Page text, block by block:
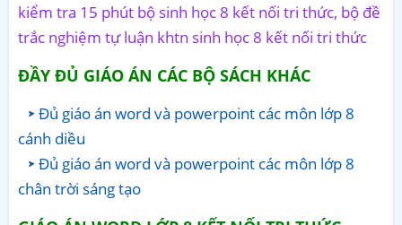
kiểm tra 15 phút bộ sinh học 8 kết nối tri thức, bộ đề
trắc nghiệm tự luận khtn sinh học 8 kết nối tri thức
ĐẦY ĐỦ GIÁO ÁN CÁC BỘ SÁCH KHÁC
Đủ giáo án word và powerpoint các môn lớp 8
cánh diều
Đủ giáo án word và powerpoint các môn lớp 8
chân trời sáng tạo